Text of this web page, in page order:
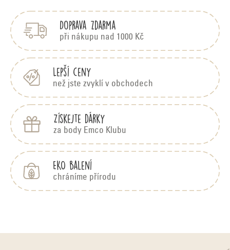
d
n
c
e
Doprava zdarma
při nákupu nad 1000 Kč
Lepší ceny
než jste zvyklí v obchodech
Získejte dárky
za body Emco Klubu
EKO balení
chráníme přírodu